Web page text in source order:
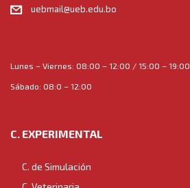
uebmail@ueb.edu.bo
Lunes – Viernes: 08:00 – 12:00 / 15:00 – 19:00
Sábado: 08:0 – 12:00
C. EXPERIMENTAL
C. de Simulación